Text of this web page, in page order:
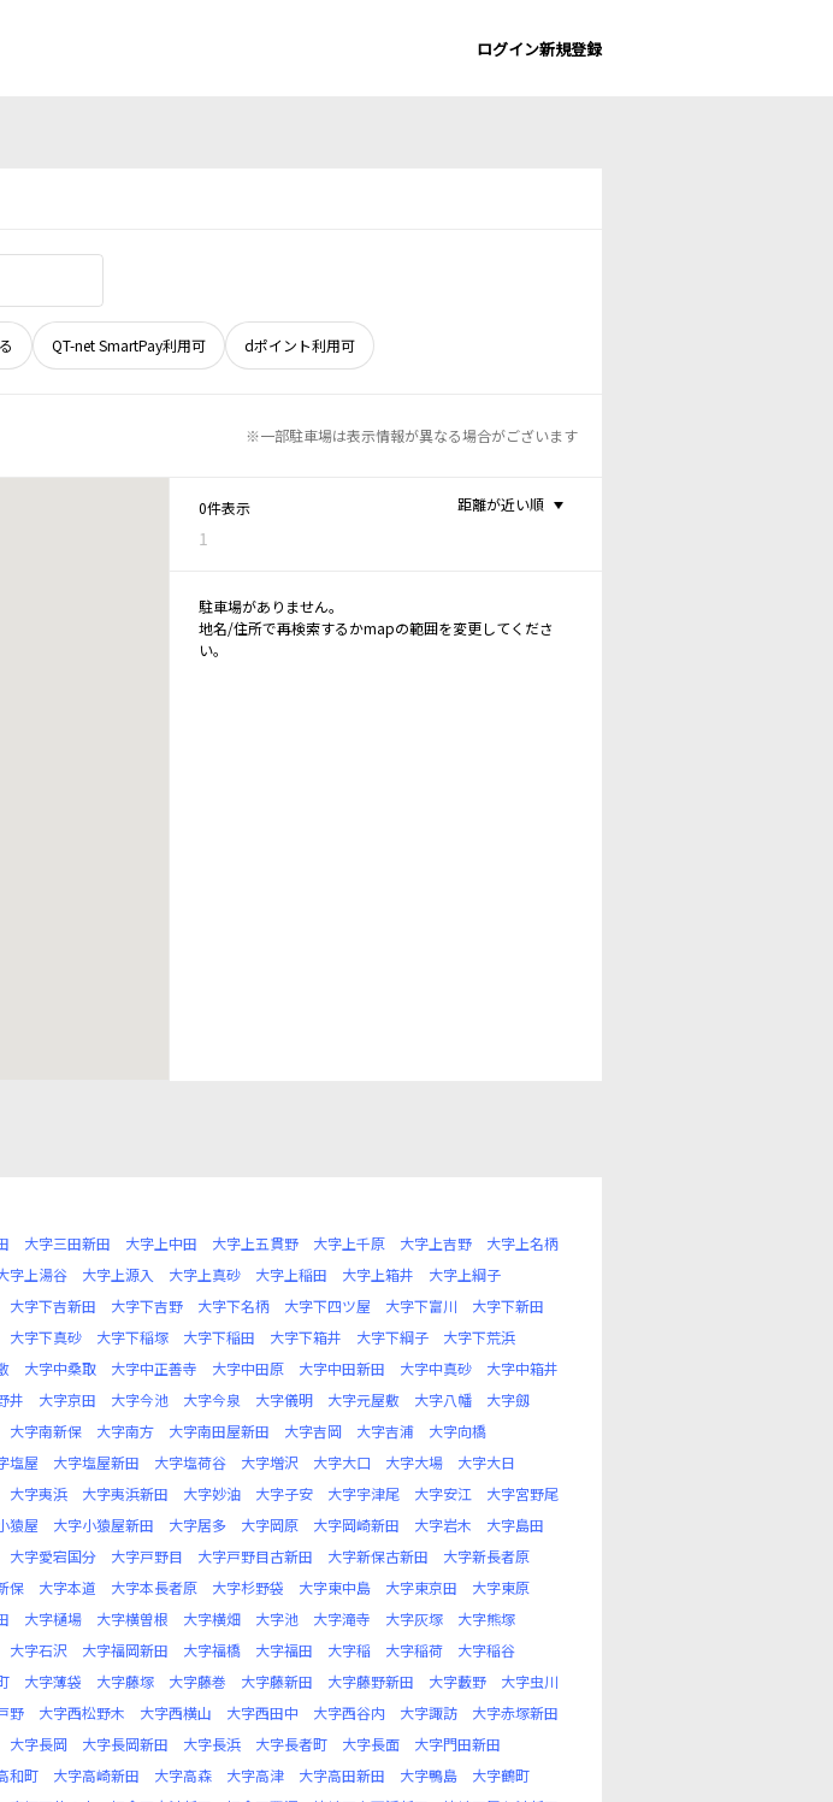
ログイン新規登録
QT-net SmartPay利用可 dポイント利用可
※一部駐車場は表示情報が異なる場合がございます
0件表示
1
距離が近い順
駐車場がありません。
地名/住所で再検索するかmapの範囲を変更してくださ
い。
大字三田新田 大字上中田 大字上五貫野 大字上千原 大字上吉野
大字上名柄
字上湯谷 大字上源入 大字上真砂 大字上稲田 大字上箱井
大字上綱子
大字下吉新田 大字下吉野 大字下名柄 大字下四ツ屋 大字下富川
大字下新田
大字下真砂 大字下稲塚 大字下稲田 大字下箱井 大字下綱子
大字下荒浜
大字中桑取 大字中正善寺 大字中田原 大字中田新田 大字中真砂
大字中箱井
井 大字京田 大字今池 大字今泉 大字儀明 大字元屋敷 大字八幡
大字劔
大字南新保 大字南方 大字南田屋新田 大字吉岡 大字吉浦
大字向橋
塩屋 大字塩屋新田 大字塩荷谷 大字増沢 大字大口 大字大場
大字大日
大字夷浜 大字夷浜新田 大字妙油 大字子安 大字宇津尾 大字安江
大字宮野尾
猿屋 大字小猿屋新田 大字居多 大字岡原 大字岡崎新田 大字岩木
大字島田
大字愛宕国分 大字戸野目 大字戸野目古新田 大字新保古新田
大字新長者原
保 大字本道 大字本長者原 大字杉野袋 大字東中島 大字東京田
大字東原
大字樋場 大字横曽根 大字横畑 大字池 大字滝寺 大字灰塚
大字熊塚
大字石沢 大字福岡新田 大字福橋 大字福田 大字稲 大字稲荷
大字稲谷
大字薄袋 大字藤塚 大字藤巻 大字藤新田 大字藤野新田 大字藪野
大字虫川
野 大字西松野木 大字西横山 大字西田中 大字西谷内 大字諏訪
大字赤塚新田
大字長岡 大字長岡新田 大字長浜 大字長者町 大字長面
大字門田新田
和町 大字高崎新田 大字高森 大字高津 大字高田新田 大字鴨島
大字鶴町